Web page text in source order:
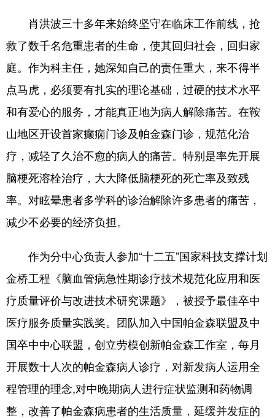
肖洪波三十多年来始终坚守在临床工作前线，抢
救了数千名危重患者的生命，使其回归社会，回归家
庭。作为科主任，她深知自己的责任重大，来不得半
点马虎，必须要有扎实的理论基础，过硬的技术水平
和有爱心的服务，才能真正地为病人解除痛苦。在鞍
山地区开设首家癫痫门诊及帕金森门诊，规范化治
疗，减轻了久治不愈的病人的痛苦。特别是率先开展
脑梗死溶栓治疗，大大降低脑梗死的死亡率及致残
率。对眩晕患者多学科的诊治解除许多患者的痛苦，
减少不必要的经济负担。
作为分中心负责人参加“十二五”国家科技支撑计划
金桥工程《脑血管病急性期诊疗技术规范化应用和医
疗质量评价与改进技术研究课题》，被授予最佳卒中
医疗服务质量实践奖。团队加入中国帕金森联盟及中
国卒中中心联盟，创立劳模创新帕金森工作室，每月
开展数十人次的帕金森病人诊疗，对新发病人运用全
程管理的理念,对中晚期病人进行症状监测和药物调
整，改善了帕金森病患者的生活质量，延缓并发症的